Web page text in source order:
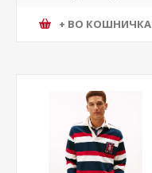
+ ВО КОШНИЧКА